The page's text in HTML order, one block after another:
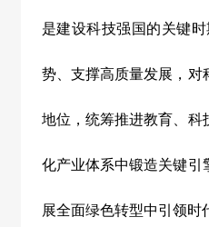
是建设科技强国的关键
势、支撑高质量发展，对
地位，统筹推进教育、科
化产业体系中锻造关键引
展全面绿色转型中引领